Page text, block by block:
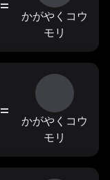
=
かがやくコウ
モリ
=
かがやくコウ
モリ